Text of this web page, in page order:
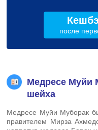
после
Медресе Муйи
шейха
Медресе Муйи Муборак
правителем Мирза